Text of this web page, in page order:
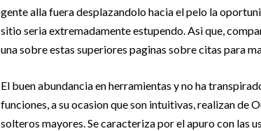
gente alla fuera desplazandolo hacia el pelo la
sitio seri­a extremadamente estupendo. Asi que,
una sobre estas superiores paginas sobre citas para
El buen abundancia en herramientas y no ha
funciones, a su ocasion que son intuitivas, realizan de
solteros mayores.Se caracteriza por el apuro con las